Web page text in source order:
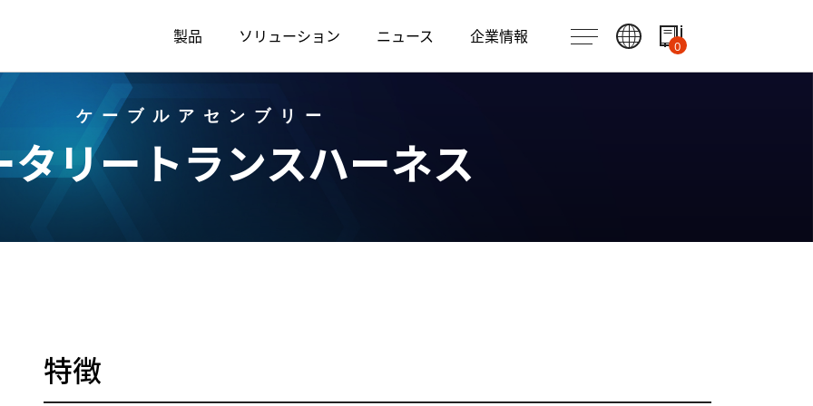
製品 ソリューション ニュース 企業情報 0
ケーブルアセンブリー
タリートランスハーネス
特徴